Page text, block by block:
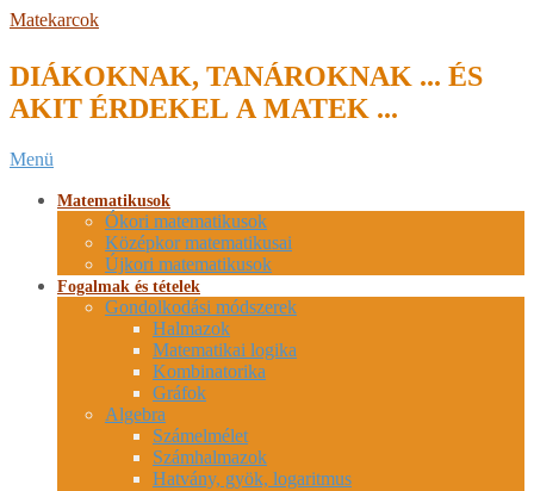
Skip
content
Matekarcok
DIÁKOKNAK, TANÁROKNAK ... ÉS
AKIT ÉRDEKEL A MATEK ...
Secondary
Menu
Menü
Matematikusok
Ókori matematikusok
Középkor matematikusai
Újkori matematikusok
Fogalmak és tételek
Gondolkodási módszerek
Halmazok
Matematikai logika
Kombinatorika
Gráfok
Algebra
Számelmélet
Számhalmazok
Hatvány, gyök, logaritmus